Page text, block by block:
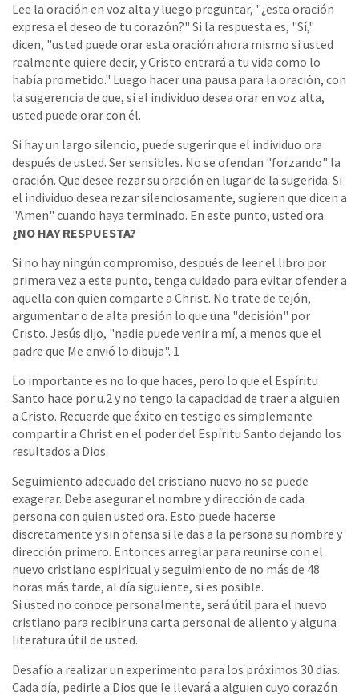
Lee la oración en voz alta y luego preguntar, "¿esta oración
expresa el deseo de tu corazón?" Si la respuesta es, "Sí,"
dicen, "usted puede orar esta oración ahora mismo si usted
realmente quiere decir, y Cristo entrará a tu vida como lo
había prometido." Luego hacer una pausa para la oración, con
la sugerencia de que, si el individuo desea orar en voz alta,
usted puede orar con él.
Si hay un largo silencio, puede sugerir que el individuo ora
después de usted. Ser sensibles. No se ofendan "forzando" la
oración. Que desee rezar su oración en lugar de la sugerida. Si
el individuo desea rezar silenciosamente, sugieren que dicen a
"Amen" cuando haya terminado. En este punto, usted ora.
¿NO HAY RESPUESTA?
Si no hay ningún compromiso, después de leer el libro por
primera vez a este punto, tenga cuidado para evitar ofender a
aquella con quien comparte a Christ. No trate de tejón,
argumentar o de alta presión lo que una "decisión" por
Cristo. Jesús dijo, "nadie puede venir a mí, a menos que el
padre que Me envió lo dibuja". 1
Lo importante es no lo que haces, pero lo que el Espíritu
Santo hace por u.2 y no tengo la capacidad de traer a alguien
a Cristo. Recuerde que éxito en testigo es simplemente
compartir a Christ en el poder del Espíritu Santo dejando los
resultados a Dios.
Seguimiento adecuado del cristiano nuevo no se puede
exagerar. Debe asegurar el nombre y dirección de cada
persona con quien usted ora. Esto puede hacerse
discretamente y sin ofensa si le das a la persona su nombre y
dirección primero. Entonces arreglar para reunirse con el
nuevo cristiano espiritual y seguimiento de no más de 48
horas más tarde, al día siguiente, si es posible.
Si usted no conoce personalmente, será útil para el nuevo
cristiano para recibir una carta personal de aliento y alguna
literatura útil de usted.
Desafío a realizar un experimento para los próximos 30 días.
Cada día, pedirle a Dios que le llevará a alguien cuyo corazón